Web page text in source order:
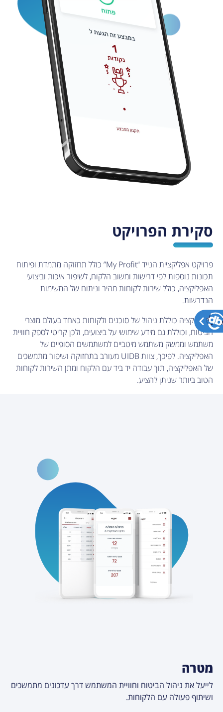
סקירת הפרויקט
פרויקט אפליקציית הנייד “My Profit” כולל תחזוקה מתמדת ופיתוח
תכונות נוספות לפי דרישות ומשוב הלקוח, לשיפור איכות וביצועי
האפליקציה, כולל שירות לקוחות מהיר וניתוח של המשימות
הנדרשות.
האפליקציה כוללת ניהול של סוכנים ולקוחות כאחד בעולם מוצרי
הביטוח, וכוללת גם מידע שימושי על ביצועים, ולכן קריטי לספק חוויית
משתמש וממשק משתמש מיטביים למשתמשים הסופיים של
האפליקציה. לפיכך, צוות UIDB מעורב בתחזוקה ושיפור מתמשכים
של האפליקציה, תוך עבודה יד ביד עם הלקוח ומתן השירות לקוחות
הטוב ביותר שניתן להציע.
מטרה
לייעל את ניהול הביטוח וחוויית המשתמש דרך עדכונים מתמשכים
ושיתוף פעולה עם הלקוחות.